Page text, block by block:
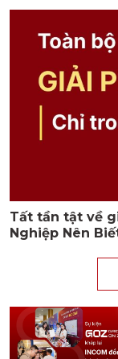
Tất tần tật về
Nghiệp Nên